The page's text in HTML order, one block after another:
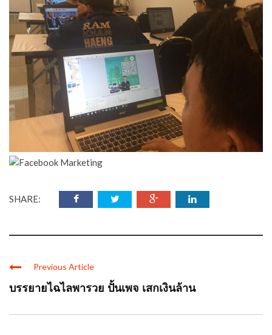
SHARE:
Previous Article
บรรยายไฉไลพารวย ปั้นเพจ เสกเงินล้าน